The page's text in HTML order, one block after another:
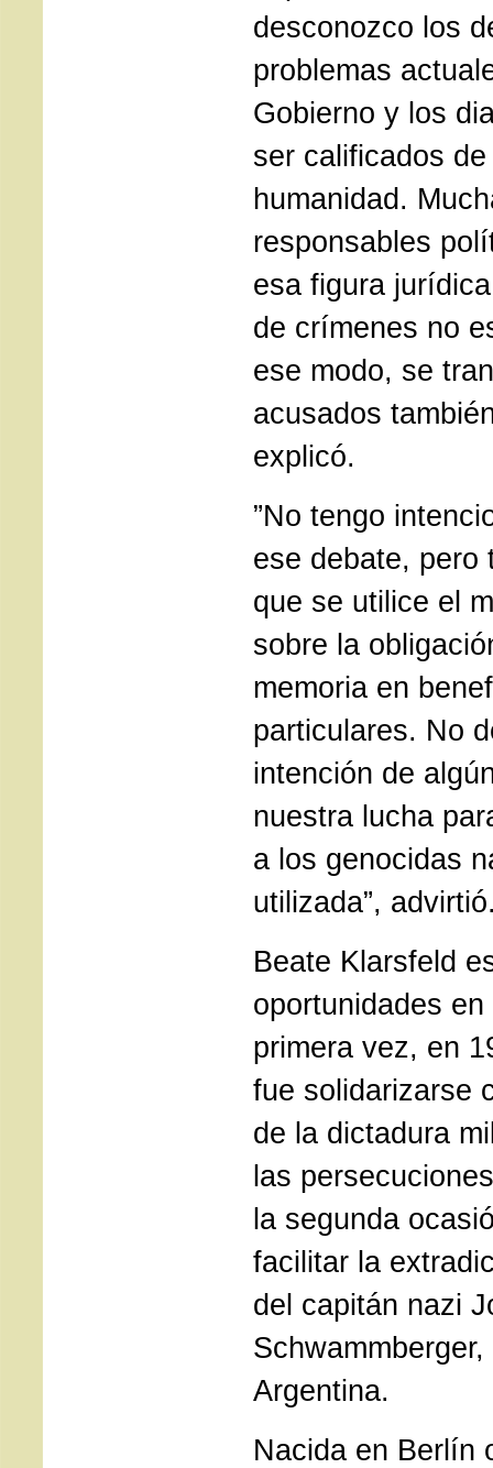
desconozco los
problemas
Gobierno y los
ser calificados
humanidad.
responsables
esa figura
de crímenes no
ese modo, se
acusados
explicó.
”No tengo
ese debate, pero
que se utilice el
sobre la
memoria en
particulares. No
intención de
nuestra lucha
a los genocidas
utilizada”,
Beate Klarsfeld
oportunidades
primera vez, en
fue solidarizarse
de la dictadura
las
la segunda
facilitar la
del capitán nazi
Argentina.
Nacida en Berlín